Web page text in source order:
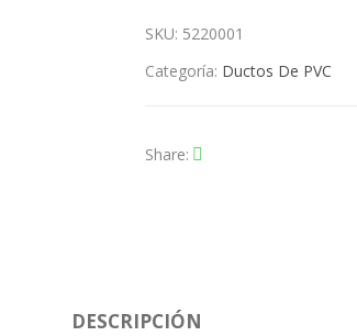
SKU: 5220001
Categoría: Ductos De PVC
Share
DESCRIPCIÓN